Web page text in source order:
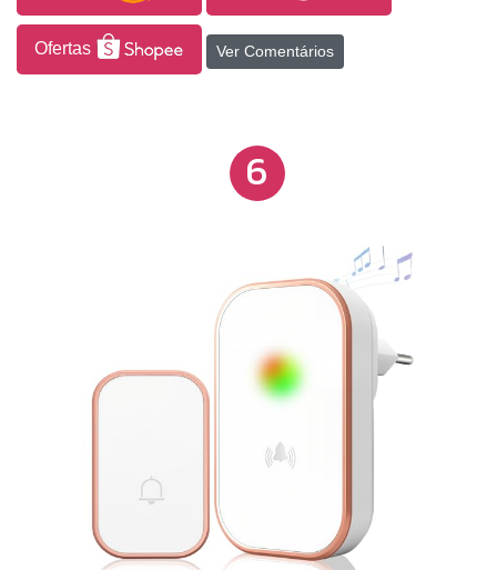
diretamente na tomada (bivolt automático: 90 a
240V), e o transmissor funciona com pilhas. Ideal
para quem busca praticidade sem abrir mão de
Ofertas Ver Comentários
6